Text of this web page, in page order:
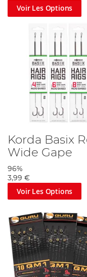
faciles à suivre. Nous
guides de montage
Voir Les Options
Korda Basix
Wide Gape
96%
3,99 €
Voir Les Options